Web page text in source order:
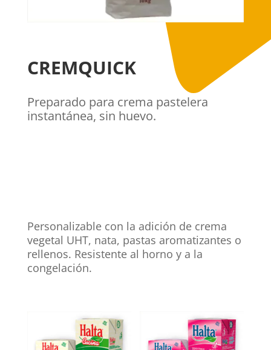
CREMQUICK
Preparado para crema pastelera
instantánea, sin huevo.
Personalizable con la adición de crema
vegetal UHT, nata, pastas aromatizantes o
rellenos. Resistente al horno y a la
congelación.